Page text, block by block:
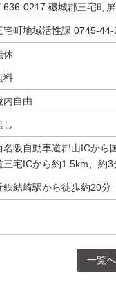
636-0217 磯城郡三宅町
宅町地域活性課 0745-44-
休
料
内自由
し
名阪自動車道郡山ICから
三宅ICから約1.5km、約3
鉄結崎駅から徒歩約20分
一覧